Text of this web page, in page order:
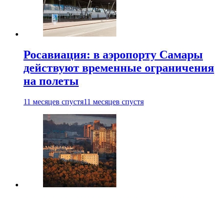
Росавиация: в аэропорту Самары
действуют временные ограничения
на полеты
11 месяцев спустя11 месяцев спустя